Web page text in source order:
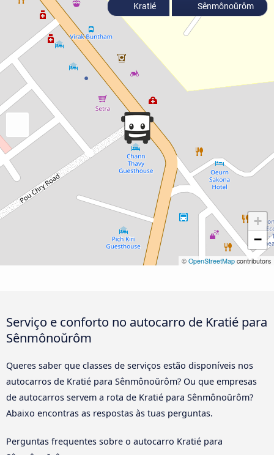
+
−
© OpenStreetMap contributors
Kratié Sênmônoŭrôm
Serviço e conforto no autocarro de Kratié para
Sênmônoŭrôm
Queres saber que classes de serviços estão disponíveis nos
autocarros de Kratié para Sênmônoŭrôm? Ou que empresas
de autocarros servem a rota de Kratié para Sênmônoŭrôm?
Abaixo encontras as respostas às tuas perguntas.
Perguntas frequentes sobre o autocarro Kratié para